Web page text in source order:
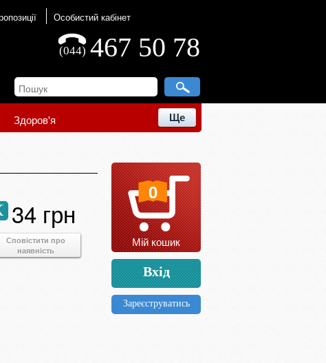
Особистий кабінет
467 50 78
(044)
Здоров'я Ще
34 грн
Сповістити про
наявність
0
Мій кошик
Вхід
Зареєструватись